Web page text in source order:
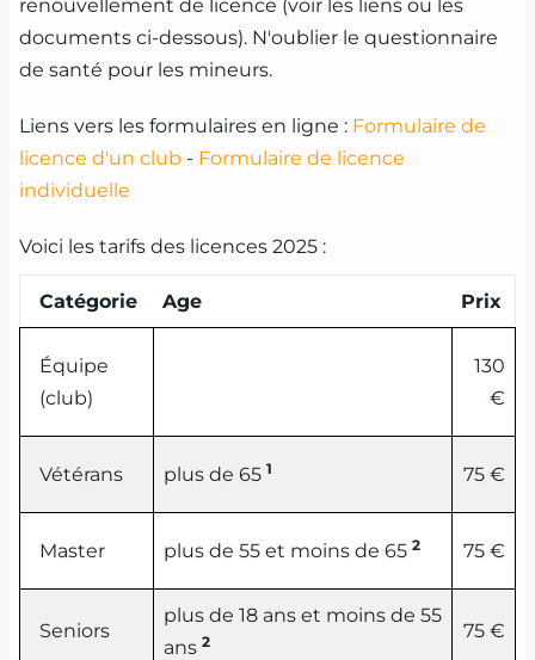
renouvellement de licence (voir les liens ou les
documents ci-dessous). N'oublier le questionnaire
de santé pour les mineurs.
Liens vers les formulaires en ligne : Formulaire de
licence d'un club - Formulaire de licence
individuelle
Voici les tarifs des licences 2025 :
Catégorie Age Prix
Équipe
(club)
130
€
Vétérans plus de 65 1 75 €
Master plus de 55 et moins de 65 2 75 €
Seniors
plus de 18 ans et moins de 55
ans 2 75 €